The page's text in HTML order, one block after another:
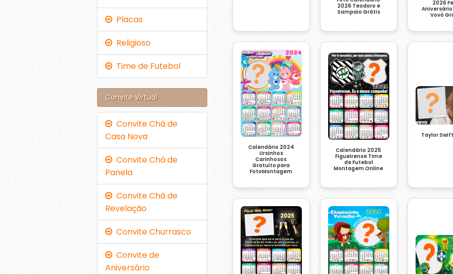
2026 Teodoro e
Sampaio Grátis
2026
Vovó
Calendário 2024
Ursinhos
Carinhosos
Gratuito para
FotoMontagem
Calendário 2025
Figueirense Time
de Futebol
Montagem Online
Taylor
Placas
Religioso
Time de Futebol
Convite Virtual
Convite Chá de
Casa Nova
Convite Chá de
Panela
Convite Chá de
Revelação
Convite Churrasco
Convite de
Aniversário